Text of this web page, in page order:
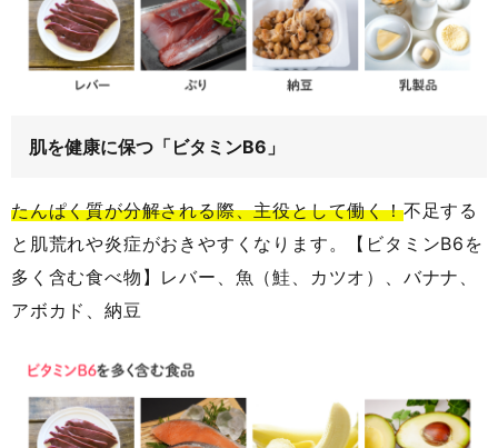
肌を健康に保つ「ビタミンB6」
たんぱく質が分解される際、主役として働く！不足する
と肌荒れや炎症がおきやすくなります。【ビタミンB6を
多く含む食べ物】レバー、魚（鮭、カツオ）、バナナ、
アボカド、納豆